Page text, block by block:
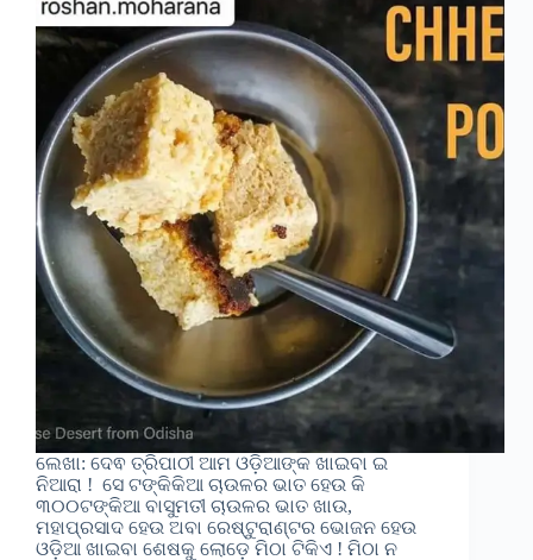
ଲେଖା: ଦେଵ ତ୍ରିପାଠୀ ଆମ ଓଡ଼ିଆଙ୍କ ଖାଇବା ଇ
ନିଆରା ! ସେ ଟଙ୍କିକିଆ ଚାଉଳର ଭାତ ହେଉ କି
୩୦୦ଟଙ୍କିଆ ବାସୁମତୀ ଚାଉଳର ଭାତ ଖାଉ,
ମହାପ୍ରସାଦ ହେଉ ଅବା ରେଷ୍ଟୁରାଣ୍ଟର ଭୋଜନ ହେଉ
ଓଡ଼ିଆ ଖାଇବା ଶେଷକୁ ଲୋଡ଼େ ମିଠା ଟିକିଏ ! ମିଠା ନ